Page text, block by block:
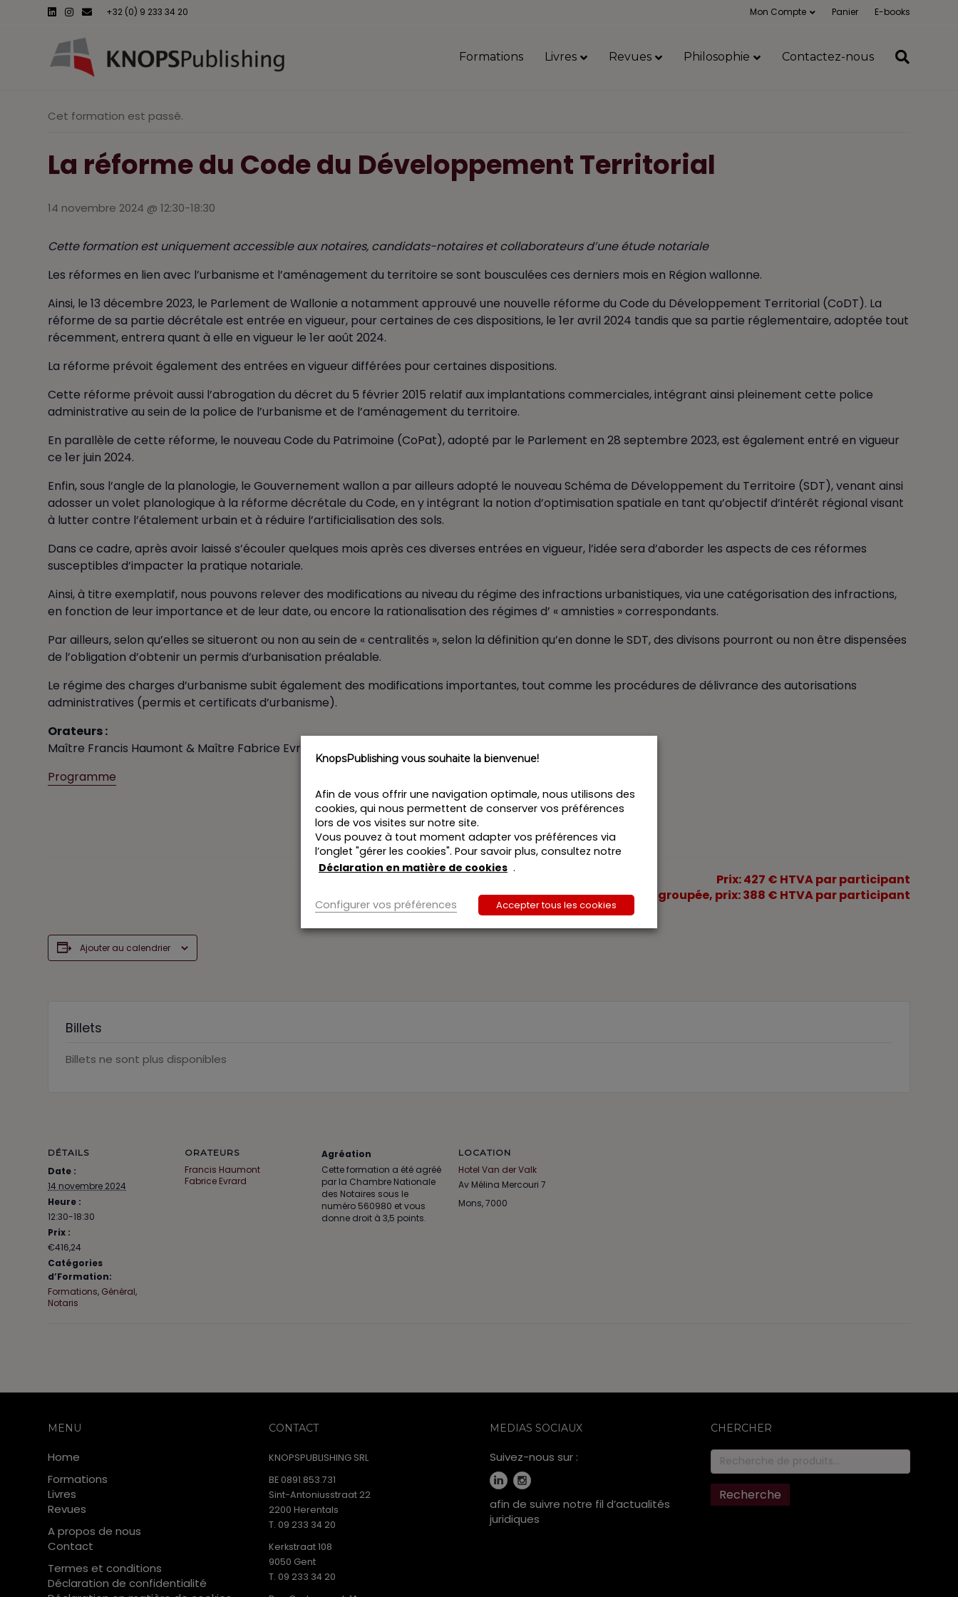
L
i
d
I
n
g
r
E
m
i
+32 (0) 9 233 34 20 Mon Compte Panier E-books
Formations Livres Revues Philosophie Contactez-nous
Cet formation est passé.
La réforme du Code du Développement Territorial
14 novembre 2024 @ 12:30-18:30
Cette formation est uniquement accessible aux notaires, candidats-notaires et collaborateurs d’une étude notariale
Les réformes en lien avec l’urbanisme et l’aménagement du territoire se sont bousculées ces derniers mois en Région wallonne.
Ainsi, le 13 décembre 2023, le Parlement de Wallonie a notamment approuvé une nouvelle réforme du Code du Développement Territorial (CoDT). La
réforme de sa partie décrétale est entrée en vigueur, pour certaines de ces dispositions, le 1er avril 2024 tandis que sa partie réglementaire, adoptée tout
récemment, entrera quant à elle en vigueur le 1er août 2024.
La réforme prévoit également des entrées en vigueur différées pour certaines dispositions.
Cette réforme prévoit aussi l’abrogation du décret du 5 février 2015 relatif aux implantations commerciales, intégrant ainsi pleinement cette police
administrative au sein de la police de l’urbanisme et de l’aménagement du territoire.
En parallèle de cette réforme, le nouveau Code du Patrimoine (CoPat), adopté par le Parlement en 28 septembre 2023, est également entré en vigueur
ce 1er juin 2024.
Enfin, sous l’angle de la planologie, le Gouvernement wallon a par ailleurs adopté le nouveau Schéma de Développement du Territoire (SDT), venant ainsi
adosser un volet planologique à la réforme décrétale du Code, en y intégrant la notion d’optimisation spatiale en tant qu’objectif d’intérêt régional visant
à lutter contre l’étalement urbain et à réduire l’artificialisation des sols.
Dans ce cadre, après avoir laissé s’écouler quelques mois après ces diverses entrées en vigueur, l’idée sera d’aborder les aspects de ces réformes
susceptibles d’impacter la pratique notariale.
Ainsi, à titre exemplatif, nous pouvons relever des modifications au niveau du régime des infractions urbanistiques, via une catégorisation des infractions,
en fonction de leur importance et de leur date, ou encore la rationalisation des régimes d’ « amnisties » correspondants.
Par ailleurs, selon qu’elles se situeront ou non au sein de « centralités », selon la définition qu’en donne le SDT, des divisons pourront ou non être dispensées
de l’obligation d’obtenir un permis d’urbanisation préalable.
Le régime des charges d’urbanisme subit également des modifications importantes, tout comme les procédures de délivrance des autorisations
administratives (permis et certificats d’urbanisme).
Orateurs :
Maître Francis Haumont & Maître Fabrice Evrard, associés au sein du cabinet d’avocats HSP
Programme
Prix: 427 € HTVA par participant
Si inscription groupée, prix: 388 € HTVA par participant
Ajouter au calendrier
Billets
Billets ne sont plus disponibles
DÉTAILS
Date :
14 novembre 2024
Heure :
12:30-18:30
Prix :
€416,24
Catégories
d’Formation:
Formations, Général,
Notaris
ORATEURS
Francis Haumont
Fabrice Evrard
Agréation
Cette formation a été agréé
par la Chambre Nationale
des Notaires sous le
numéro 560980 et vous
donne droit à 3,5 points.
LOCATION
Hotel Van der Valk
Av Mélina Mercouri 7
Mons,7000
MENU
Home
Formations
Livres
Revues
A propos de nous
Contact
Termes et conditions
Déclaration de confidentialité
CONTACT
KNOPSPUBLISHING SRL
BE 0891.853.731
Sint-Antoniusstraat 22
2200 Herentals
T. 09 233 34 20
Kerkstraat 108
9050 Gent
T. 09 233 34 20
MEDIAS SOCIAUX
Suivez-nous sur :
afin de suivre notre fil d’actualités
juridiques
CHERCHER
Recherche
pour :
Recherche
KnopsPublishing vous souhaite la bienvenue!
Afin de vous offrir une navigation optimale, nous utilisons des
cookies, qui nous permettent de conserver vos préférences
lors de vos visites sur notre site.
Vous pouvez à tout moment adapter vos préférences via
l’onglet "gérer les cookies". Pour savoir plus, consultez notre
Déclaration en matière de cookies .
Configurer vos préférences Accepter tous les cookies